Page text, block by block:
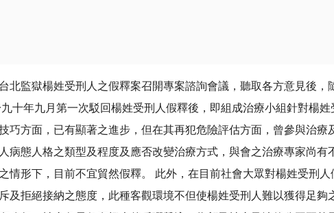
北監獄楊姓受刑人之假釋案召開專案諮詢會議，聽取各方意見後
十年九月第一次駁回楊姓受刑人假釋後，即組成治療小組針對楊
巧方面，已有顯著之進步，但在其再犯危險評估方面，曾參與治
病態人格之類型及程度及應否改變治療方式，與會之治療專家尚
情形下，目前不宜貿然假釋。 此外，在目前社會大眾對楊姓受刑
及拒絕接納之態度，此種客觀環境不但使楊姓受刑人難以獲得足